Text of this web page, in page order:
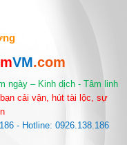
VM.com
ngày – Kinh dịch - Tâm linh
cải vận, hút tài lộc, sự
- Hotline: 0926.138.186